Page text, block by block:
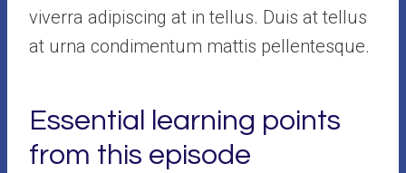
viverra adipiscing at in tellus. Duis at tellus
at urna condimentum mattis pellentesque.
Essential learning points
from this episode